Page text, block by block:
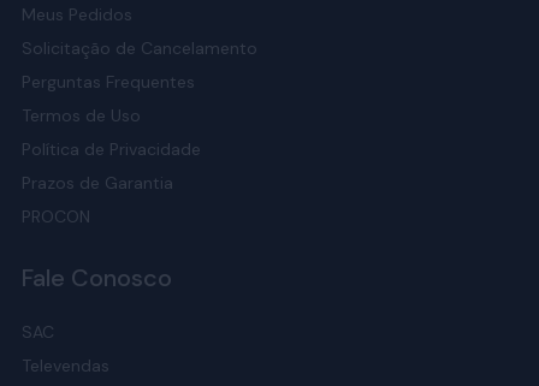
Meus Pedidos
Solicitação de Cancelamento
Perguntas Frequentes
Termos de Uso
Política de Privacidade
Prazos de Garantia
PROCON
Fale Conosco
SAC
Televendas